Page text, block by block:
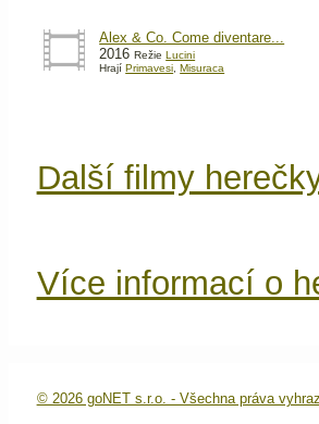
Alex & Co. Come diventare...
2016RežieLucini
HrajíPrimavesi ,Misuraca
Další filmy
Více informací o
© 2026 goNET s.r.o. - Všechna práva